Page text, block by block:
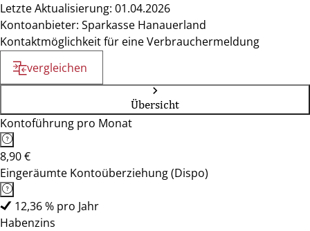
Letzte Aktualisierung: 01.04.2026
Kontoanbieter: Sparkasse Hanauerland
Kontaktmöglichkeit für eine Verbrauchermeldung
vergleichen
Übersicht
Kontoführung pro Monat
8,90 €
Eingeräumte Kontoüberziehung (Dispo)
12,36 % pro Jahr
Habenzins